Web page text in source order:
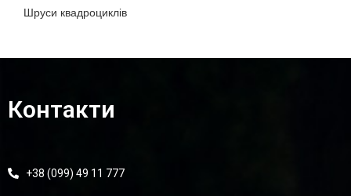
Шруси квадроциклів
Контакти
+38 (099) 49 11 777